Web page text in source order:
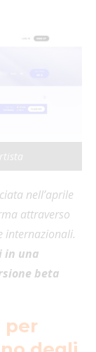
nell’aprile
attraverso
internazionali.
in una
beta
per